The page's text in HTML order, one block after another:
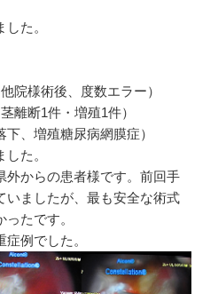
た。
院様術後、度数エラー）
離断1件・増殖1件）
、増殖糖尿病網膜症）
た。
外からの患者様です。前回手
いましたが、最も安全な術式
たです。
例でした。